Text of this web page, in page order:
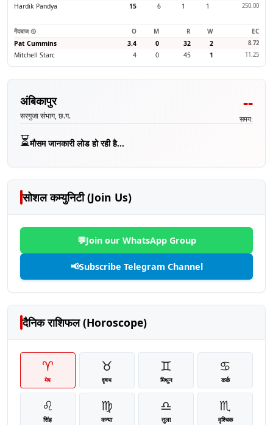
Hardik Pandya 15 6 1 1 250.00
गेंदबाज 🥎 O M R W
EC
Pat Cummins
3.4 0 32 2 8.72
Mitchell Starc 4 0 45 1 11.25
अंबिकापुर
सरगुजा संभाग, छ.ग.
--
समय:
⏳मौसम जानकारी लोड हो रही है...
सोशल कम्युनिटी (Join Us)
💬Join our WhatsApp Group
📢Subscribe Telegram Channel
दैनिक राशिफल (Horoscope)
♈
मेष
♉
वृषभ
♊
मिथुन
♋
कर्क
♌
सिंह
♍
कन्या
♎
तुला
♏
वृश्चिक